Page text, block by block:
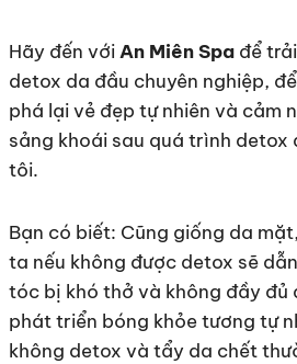
Hãy đến vớiAn Miên Spađể trải
detox da đầu chuyên nghiệp,
phá lại vẻ đẹp tự nhiên và cảm
sảng khoái sau quá trình detox
tôi.
Bạn có biết: Cũng giống da
ta nếu không được detox sẽ
tóc bị khó thở và không đầy đủ
phát triển bóng khỏe tương tự
không detox và tẩy da chết